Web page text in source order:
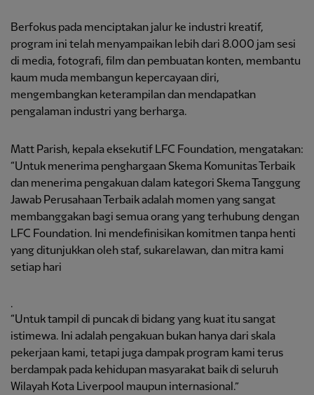
Berfokus pada menciptakan jalur ke industri kreatif,
program ini telah menyampaikan lebih dari 8.000 jam sesi
di media, fotografi, film dan pembuatan konten, membantu
kaum muda membangun kepercayaan diri,
mengembangkan keterampilan dan mendapatkan
pengalaman industri yang berharga.
Matt Parish, kepala eksekutif LFC Foundation, mengatakan:
“Untuk menerima penghargaan Skema Komunitas Terbaik
dan menerima pengakuan dalam kategori Skema Tanggung
Jawab Perusahaan Terbaik adalah momen yang sangat
membanggakan bagi semua orang yang terhubung dengan
LFC Foundation. Ini mendefinisikan komitmen tanpa henti
yang ditunjukkan oleh staf, sukarelawan, dan mitra kami
setiap hari
.
“Untuk tampil di puncak di bidang yang kuat itu sangat
istimewa. Ini adalah pengakuan bukan hanya dari skala
pekerjaan kami, tetapi juga dampak program kami terus
berdampak pada kehidupan masyarakat baik di seluruh
Wilayah Kota Liverpool maupun internasional.”